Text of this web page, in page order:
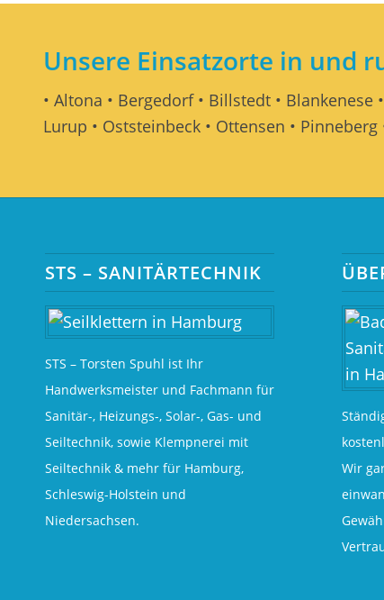
Unsere Einsatzorte in und
• Altona • Bergedorf • Billstedt •
Lurup • Oststeinbeck • Ottensen •
STS – SANITÄRTECHNIK
STS – Torsten Spuhl ist Ihr
Handwerksmeister und Fachmann für
Sanitär-, Heizungs-, Solar-, Gas- und
Seiltechnik, sowie Klempnerei mit
Seiltechnik & mehr für Hamburg,
Schleswig-Holstein und
Niedersachsen.
Wir